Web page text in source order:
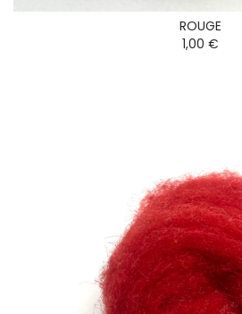
ROUGE
1,00 €